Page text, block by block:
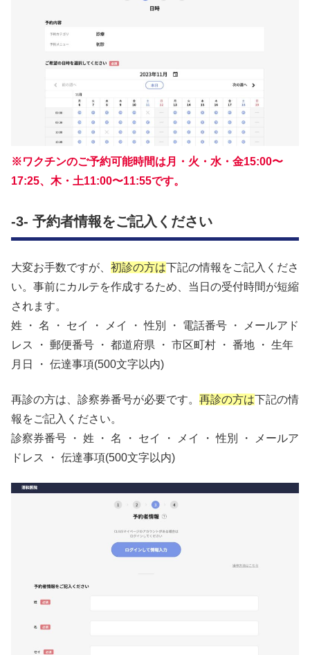
※ワクチンのご予約可能時間は月・火・水・金15:00〜
17:25、木・土11:00〜11:55です。
-3- 予約者情報をご記入ください
大変お手数ですが、 初診の方は下記の情報をご記入くださ
い。事前にカルテを作成するため、当日の受付時間が短縮
されます。
姓 ・ 名 ・ セイ ・ メイ ・ 性別 ・ 電話番号 ・ メールアド
レス ・ 郵便番号 ・ 都道府県 ・ 市区町村 ・ 番地 ・ 生年
月日 ・ 伝達事項(500文字以内)
再診の方は、診察券番号が必要です。 再診の方は下記の情
報をご記入ください。
診察券番号 ・ 姓 ・ 名 ・ セイ ・ メイ ・ 性別 ・ メールア
ドレス ・ 伝達事項(500文字以内)